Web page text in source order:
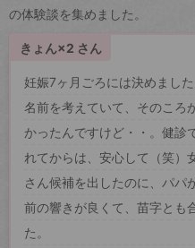
の体験談を集めました。
きょん×2 さん
妊娠7ヶ月ごろには決めまし
名前を考えていて、そのころ
かったんですけど・・。健診
れてからは、安心して（笑）
さん候補を出したのに、パパ
前の響きが良くて、苗字とも
た。